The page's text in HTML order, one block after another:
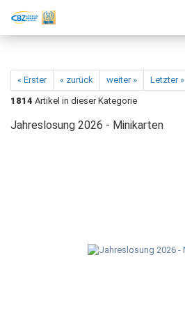
« Erster « zurück weiter »
Letzter »
1814 Artikel in dieser Kategorie
Jahreslosung 2026 - Minikarten